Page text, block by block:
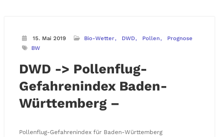
15. Mai 2019 Bio-Wetter DWD Pollen
Prognose
BW
DWD -> Pollenflug-
Gefahrenindex Baden-
Württemberg –
Pollenflug-Gefahrenindex für Baden-Württemberg